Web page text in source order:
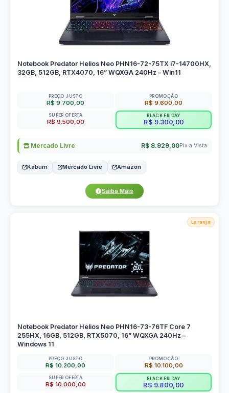
Notebook Predator Helios Neo PHN16-72-75TX i7-14700HX,
32GB, 512GB, RTX4070, 16” WQXGA 240Hz – Win11
PREÇO JUSTO
R$ 9.700,00
PROMOÇÃO
R$ 9.600,00
SUPER OFERTA
R$ 9.500,00
BLACK FRIDAY
R$ 9.300,00
Mercado Livre R$ 8.929,00Pix a Vista
Kabum Mercado Livre Amazon
Saiba Mais
Laranja
Notebook Predator Helios Neo PHN16-73-76TF Core 7
255HX, 16GB, 512GB, RTX5070, 16” WQXGA 240Hz –
Windows 11
PREÇO JUSTO
R$ 10.200,00
PROMOÇÃO
R$ 10.100,00
SUPER OFERTA
R$ 10.000,00
BLACK FRIDAY
R$ 9.800,00